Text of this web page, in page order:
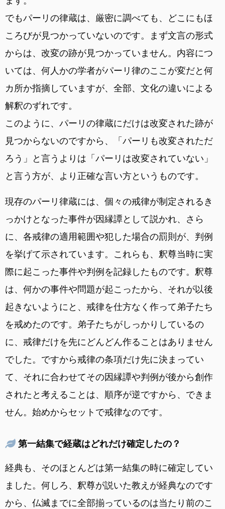
でもパーリの律蔵は、厳密に調べても、どこにもほ
ころびが見つかっていないのです。まず文言の形式
からは、改変の跡が見つかっていません。内容につ
いては、何人かの学者がパーリ律のここが変だと何
カ所か指摘していますが、全部、文化の違いによる
解釈のずれです。
このように、パーリの律蔵にだけは改変された跡が
見つからないのですから、「パーリも改変されただ
ろう」と言うよりは「パーリは改変されていない」
と言う方が、より正確な言い方というものです。
現存のパーリ律蔵には、個々の戒律が制定されるき
っかけとなった事件が因縁譚として説かれ、さら
に、各戒律の適用範囲や犯した場合の罰則が、判例
を挙げて示されています。これらも、釈尊当時に実
際に起こった事件や判例を記録したものです。釈尊
は、何かの事件や問題が起こったから、それが以後
起きないようにと、戒律を仕方なく作って弟子たち
を戒めたのです。弟子たちがしっかりしているの
に、戒律だけを先にどんどん作ることはありません
でした。ですから戒律の条項だけ先に決まってい
て、それに合わせてその因縁譚や判例が後から創作
されたと考えることは、順序が逆ですから、できま
せん。始めからセットで戒律なのです。
第一結集で経蔵はどれだけ確定したの？
経典も、そのほとんどは第一結集の時に確定してい
ました。何しろ、釈尊が説いた教えが経典なのです
から、仏滅までに全部揃っているのは当たり前のこ